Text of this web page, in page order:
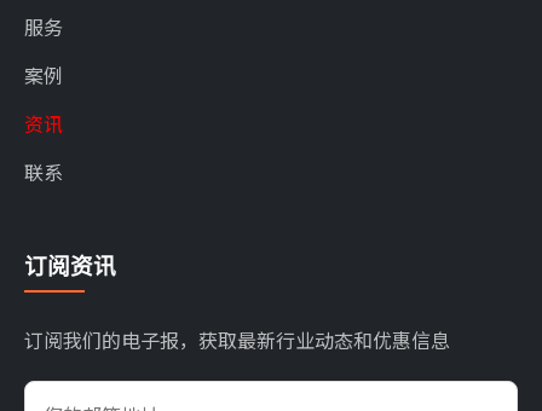
服务
案例
资讯
联系
订阅资讯
订阅我们的电子报，获取最新行业动态和优惠信息